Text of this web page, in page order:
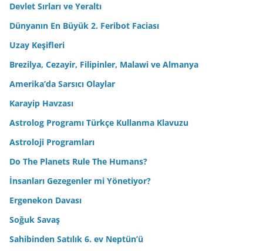
Devlet Sırları ve Yeraltı
Dünyanın En Büyük 2. Feribot Faciası
Uzay Keşifleri
Brezilya, Cezayir, Filipinler, Malawi ve Almanya
Amerika’da Sarsıcı Olaylar
Karayip Havzası
Astrolog Programı Türkçe Kullanma Klavuzu
Astroloji Programları
Do The Planets Rule The Humans?
İnsanları Gezegenler mi Yönetiyor?
Ergenekon Davası
Soğuk Savaş
Sahibinden Satılık 6. ev Neptün’ü